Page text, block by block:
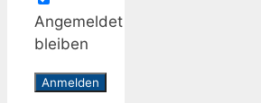
Angemeldet
bleiben